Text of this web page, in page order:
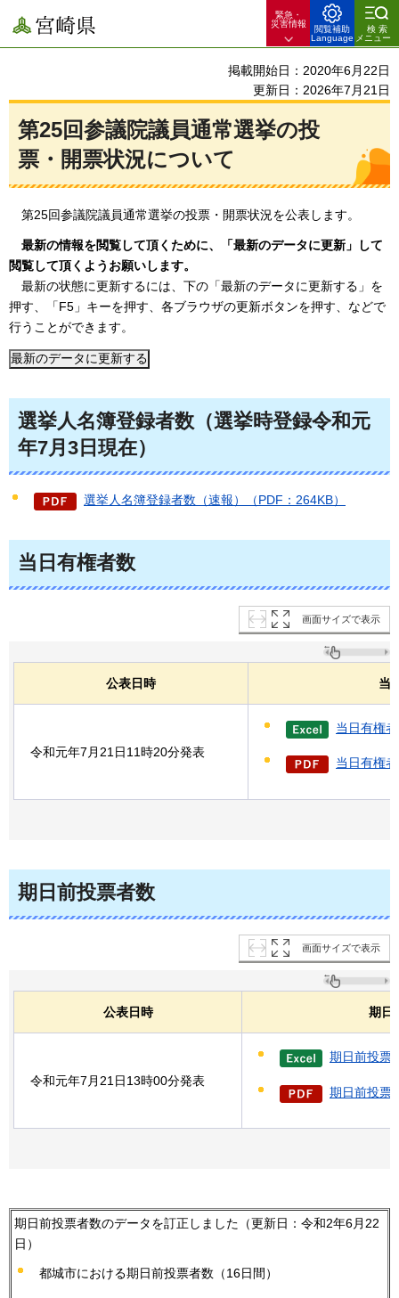
宮崎県
緊急・
災害情報
閲覧補助
Language
検索
メニュー
掲載開始日：2020年6月22日
更新日：2026年7月21日
第25回参議院議員通常選挙の投
票・開票状況について
第25回参議院議員通常選挙の投票・開票状況を公表します。
最新の情報を閲覧して頂くために、「最新のデータに更新」して
閲覧して頂くようお願いします。
最新の状態に更新するには、下の「最新のデータに更新する」を
押す、「F5」キーを押す、各ブラウザの更新ボタンを押す、などで
行うことができます。
選挙人名簿登録者数（選挙時登録令和元
年7月3日現在）
選挙人名簿登録者数（速報）（PDF：264KB）
当日有権者数
画面サイズで表示
公表日時 当
令和元年7月21日11時20分発表
当日有権
当日有権
期日前投票者数
画面サイズで表示
公表日時 期日
令和元年7月21日13時00分発表
期日前投票
期日前投票
期日前投票者数のデータを訂正しました（更新日：令和2年6月22
日）
都城市における期日前投票者数（16日間）